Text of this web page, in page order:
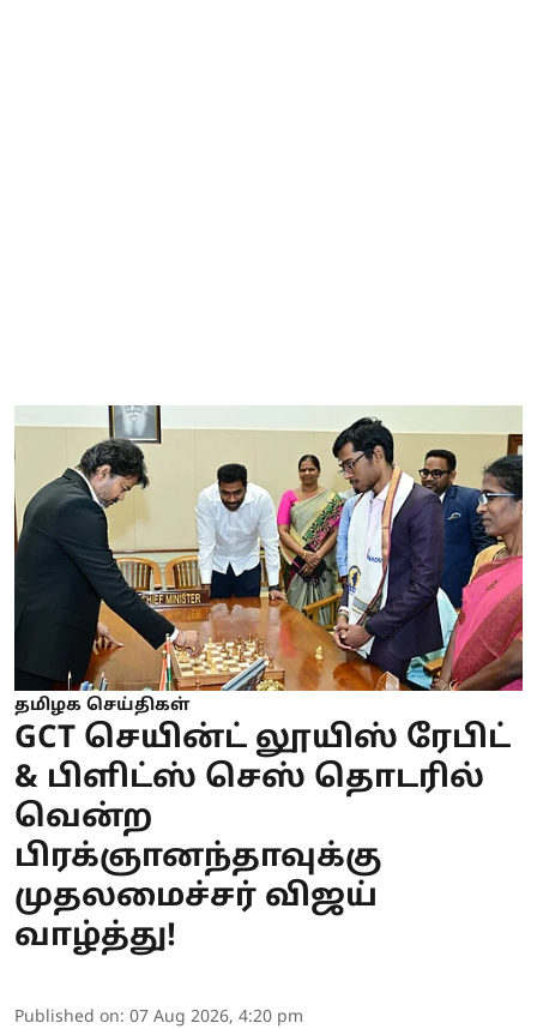
தமிழக செய்திகள்
GCT செயின்ட் லூயிஸ் ரேபிட்
& பிளிட்ஸ் செஸ் தொடரில்
வென்ற
பிரக்ஞானந்தாவுக்கு
முதலமைச்சர் விஜய்
வாழ்த்து!
Published on: 07 Aug 2026, 4:20 pm